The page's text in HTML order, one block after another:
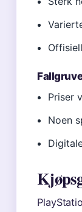
Priser
Noen